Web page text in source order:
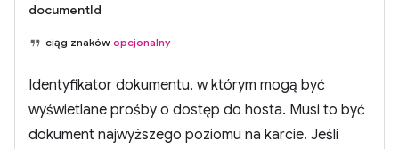
documentId
ciąg znaków opcjonalny
Identyfikator dokumentu, w którym mogą być
wyświetlane prośby o dostęp do hosta. Musi to być
dokument najwyższego poziomu na karcie. Jeśli